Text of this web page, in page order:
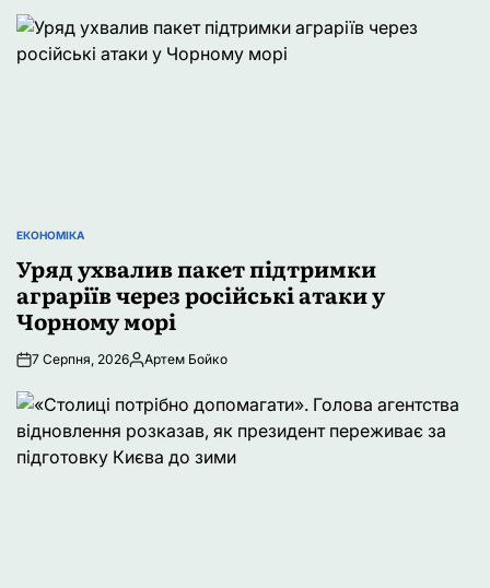
ОПУБЛІКУВАТИ
ЕКОНОМІКА
Уряд ухвалив пакет підтримки
аграріїв через російські атаки у
Чорному морі
7 Серпня, 2026Опубліковано
Артем Бойко